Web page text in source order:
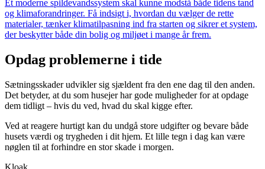
Et moderne spildevandssystem skal kunne modstå både tidens tand
og klimaforandringer. Få indsigt i, hvordan du vælger de rette
materialer, tænker klimatilpasning ind fra starten og sikrer et system,
der beskytter både din bolig og miljøet i mange år frem.
Opdag problemerne i tide
Sætningsskader udvikler sig sjældent fra den ene dag til den anden.
Det betyder, at du som husejer har gode muligheder for at opdage
dem tidligt – hvis du ved, hvad du skal kigge efter.
Ved at reagere hurtigt kan du undgå store udgifter og bevare både
husets værdi og trygheden i dit hjem. Et lille tegn i dag kan være
nøglen til at forhindre en stor skade i morgen.
Kloak